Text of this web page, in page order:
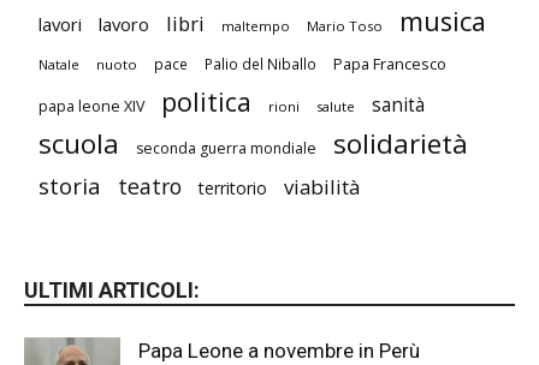
lavori lavoro libri maltempo Mario Toso musica
Natale nuoto pace Palio del Niballo Papa Francesco
papa leone XIV politica rioni salute sanità
scuola seconda guerra mondiale solidarietà
storia teatro territorio viabilità
ULTIMI ARTICOLI:
Papa Leone a novembre in Perù